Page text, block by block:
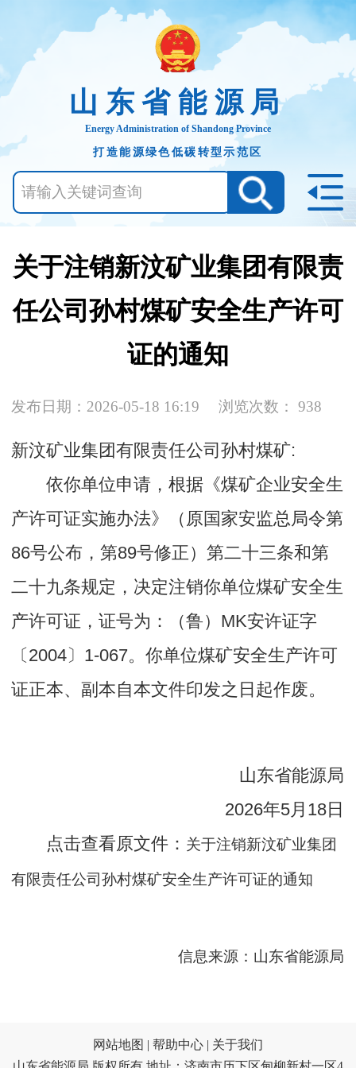
山东省能源局
Energy Administration of Shandong Province
打造能源绿色低碳转型示范区
关于注销新汶矿业集团有限责
任公司孙村煤矿安全生产许可
证的通知
发布日期：2026-05-18 16:19 浏览次数： 938
新汶矿业集团有限责任公司孙村煤矿:
依你单位申请，根据《煤矿企业安全生
产许可证实施办法》（原国家安监总局令第
86号公布，第89号修正）第二十三条和第
二十九条规定，决定注销你单位煤矿安全生
产许可证，证号为：（鲁）MK安许证字
〔2004〕1-067。你单位煤矿安全生产许可
证正本、副本自本文件印发之日起作废。
山东省能源局
2026年5月18日
点击查看原文件： 关于注销新汶矿业集团
有限责任公司孙村煤矿安全生产许可证的通知
信息来源：山东省能源局
网站地图 | 帮助中心 | 关于我们